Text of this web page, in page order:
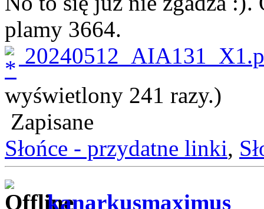
plamy 3664.
wyświetlony 241 razy.)
Zapisane
Słońce - przydatne linki,
kanarkusmaximus